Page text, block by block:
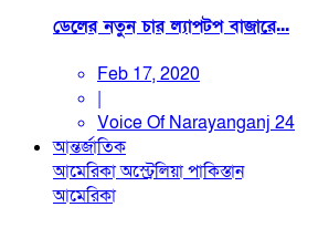
ডেলের নতুন চার ল্যাপটপ বাজারে...
Feb 17, 2020
|
Voice Of Narayanganj 24
আন্তর্জাতিক
আমেরিকাঅস্ট্রেলিয়াপাকিস্তান
আমেরিকা